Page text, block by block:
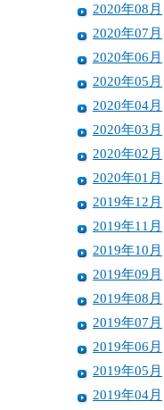
2020年08月
2020年07月
2020年06月
2020年05月
2020年04月
2020年03月
2020年02月
2020年01月
2019年12月
2019年11月
2019年10月
2019年09月
2019年08月
2019年07月
2019年06月
2019年05月
2019年04月